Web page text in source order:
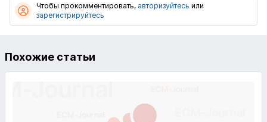
Чтобы прокомментировать, авторизуйтесь или
зарегистрируйтесь
Похожие статьи